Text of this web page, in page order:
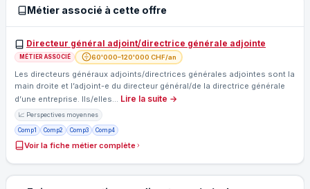
Métier associé à cette offre
Directeur général adjoint/directrice générale adjointe
MÉTIER ASSOCIÉ 60'000–120'000 CHF/an
Les directeurs généraux adjoints/directrices générales adjointes sont la
main droite et l’adjoint-e du directeur général/de la directrice générale
d’une entreprise. Ils/elles… Lire la suite →
📈 Perspectives moyennes
Comp1 Comp2 Comp3 Comp4
Voir la fiche métier complète